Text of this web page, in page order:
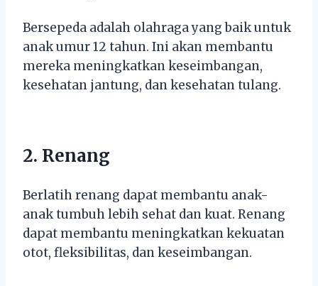
Bersepeda adalah olahraga yang baik untuk
anak umur 12 tahun. Ini akan membantu
mereka meningkatkan keseimbangan,
kesehatan jantung, dan kesehatan tulang.
2. Renang
Berlatih renang dapat membantu anak-
anak tumbuh lebih sehat dan kuat. Renang
dapat membantu meningkatkan kekuatan
otot, fleksibilitas, dan keseimbangan.